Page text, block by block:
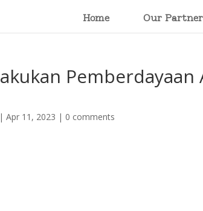
Home Our
Pemberdayaan
|Apr 11, 2023 | 0 comments